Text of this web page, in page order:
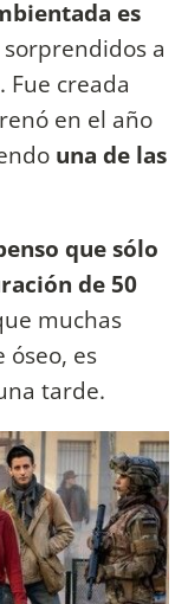
es
a
Fue creada
en el año
una de las
que sólo
de 50
muchas
óseo, es
tarde.